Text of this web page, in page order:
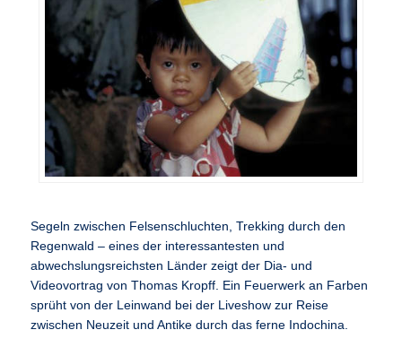
Segeln zwischen Felsenschluchten, Trekking durch den
Regenwald – eines der interessantesten und
abwechslungsreichsten Länder zeigt der Dia- und
Videovortrag von Thomas Kropff. Ein Feuerwerk an Farben
sprüht von der Leinwand bei der Liveshow zur Reise
zwischen Neuzeit und Antike durch das ferne Indochina.